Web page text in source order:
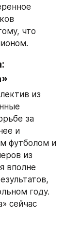
что
из
за
и
футболом и
из
вполне
году.
сейчас